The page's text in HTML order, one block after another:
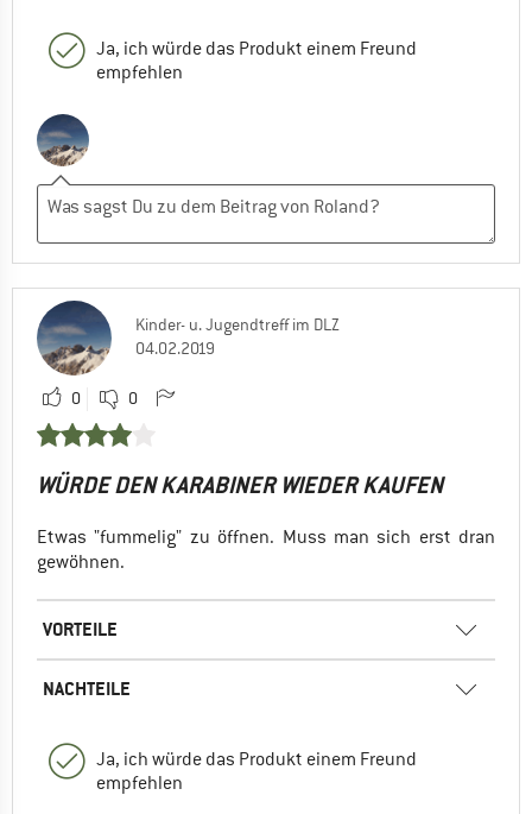
Ja, ich würde das Produkt einem Freund
empfehlen
Kinder- u. Jugendtreff im DLZ
04.02.2019
0 0
WÜRDE DEN KARABINER WIEDER KAUFEN
Etwas "fummelig" zu öffnen. Muss man sich erst dran
gewöhnen.
VORTEILE
NACHTEILE
Ja, ich würde das Produkt einem Freund
empfehlen